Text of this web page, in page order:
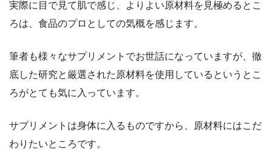
実際に目で見て肌で感じ、よりよい原材料を見極めるとこ
ろは、食品のプロとしての気概を感じます。
筆者も様々なサプリメントでお世話になっていますが、徹
底した研究と厳選された原材料を使用しているというとこ
ろがとても気に入っています。
サプリメントは身体に入るものですから、原材料にはこだ
わりたいところです。